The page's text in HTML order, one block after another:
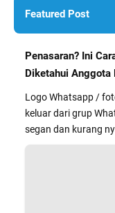
Featured Post
Penasaran? Ini
Diketahui Anggota
Logo Whatsapp /
keluar dari grup
segan dan kurang